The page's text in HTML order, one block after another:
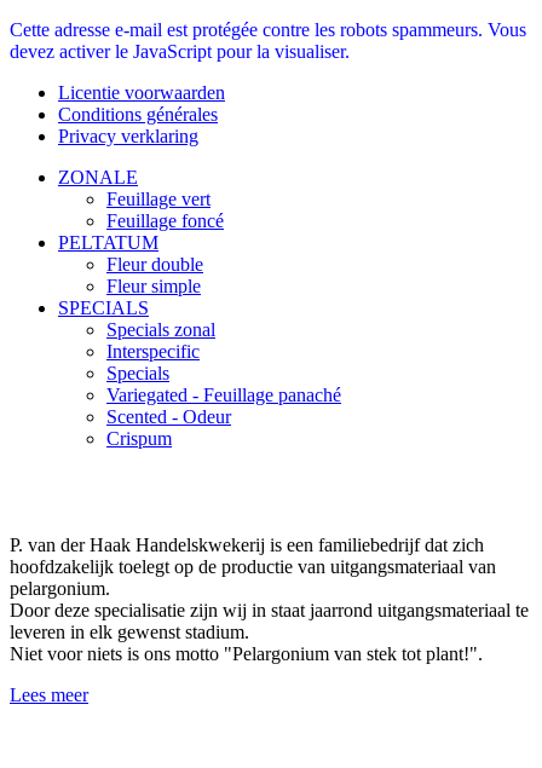
Cette adresse e-mail est protégée contre les robots spammeurs. Vous
devez activer le JavaScript pour la visualiser.
Licentie voorwaarden
Conditions générales
Privacy verklaring
ZONALE
Feuillage vert
Feuillage foncé
PELTATUM
Fleur double
Fleur simple
SPECIALS
Specials zonal
Interspecific
Specials
Variegated - Feuillage panaché
Scented - Odeur
Crispum
P. van der Haak Handelskwekerij is een familiebedrijf dat zich
hoofdzakelijk toelegt op de productie van uitgangsmateriaal van
pelargonium.
Door deze specialisatie zijn wij in staat jaarrond uitgangsmateriaal te
leveren in elk gewenst stadium.
Niet voor niets is ons motto "Pelargonium van stek tot plant!".
Lees meer